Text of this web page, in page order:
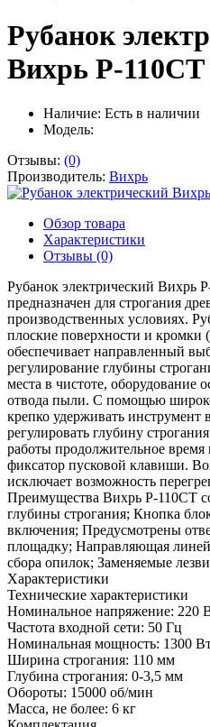
Рубанок
Вихрь Р-110СТ
Наличие: Есть в наличии
Модель:
Отзывы: (0)
Производитель: Вихрь
Обзор товара
Характеристики
Отзывы (0)
Рубанок электрический Вихрь
предназначен для строгания
производственных условиях.
плоские поверхности и кромки
обеспечивает направленный
регулирование глубины
места в чистоте, оборудование
отвода пыли. С помощью
крепко удерживать инструмент
регулировать глубину
работы продолжительное время
фиксатор пусковой клавиши.
исключает возможность
Преимущества Вихрь Р-110СТ
глубины строгания; Кнопка
включения; Предусмотрены
площадку; Направляющая
сбора опилок; Заменяемые
Характеристики
Технические характеристики
Номинальное напряжение: 220
Частота входной сети: 50 Гц
Номинальная мощность: 1300
Ширина строгания: 110 мм
Глубина строгания: 0-3,5 мм
Обороты: 15000 об/мин
Масса, не более: 6 кг